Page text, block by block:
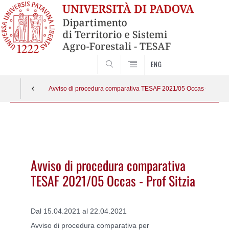
ENG
Avviso di procedura comparativa TESAF 2021/05 Occas - Prof
Avviso di procedura comparativa
TESAF 2021/05 Occas - Prof Sitzia
Dal 15.04.2021 al 22.04.2021
Avviso di procedura comparativa per